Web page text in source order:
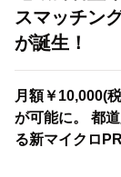
スマッチン
が誕生！
月額￥10,000(
が可能に。 都
る新マイクロ